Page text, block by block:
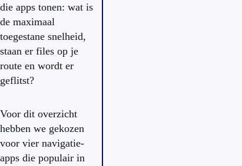
die apps tonen: wat is
de maximaal
toegestane snelheid,
staan er files op je
route en wordt er
geflitst?
Voor dit overzicht
hebben we gekozen
voor vier navigatie-
apps die populair in